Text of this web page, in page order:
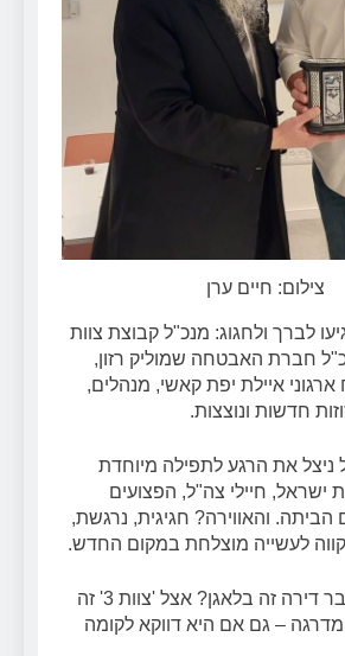
צילום: חיים ערן
לברך ולחגוג: מנכ"ל קבוצת צוות
חברת האבטחה שמוליק רזון,
איילת יפת קאשי, מנהלים,
חדשות ונוצצות.
את הרגע לתפילה מיוחדת
ישראל, חיילי צה"ל, הפצועים
והאווירה? חגיגית, נרגשת,
לעשייה מוצלחת במקום החדש.
אז מי אמר שמעבר דירה זה בלאגן? אצל 'צוות 3' זה
מדרגה – גם אם היא דווקא לקומה